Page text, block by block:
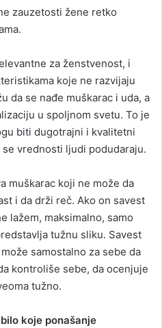
zauzetosti žene retko
za ženstvenost, i
koje ne razvijaju
da se nađe muškarac i uda, a
u spoljnom svetu. To je
biti dugotrajni i kvalitetni
vrednosti ljudi podudaraju.
muškarac koji ne može da
i da drži reč. Ako on savest
lažem, maksimalno, samo
tužnu sliku. Savest
samostalno za sebe da
kontroliše sebe, da ocenjuje
tužno.
koje ponašanje